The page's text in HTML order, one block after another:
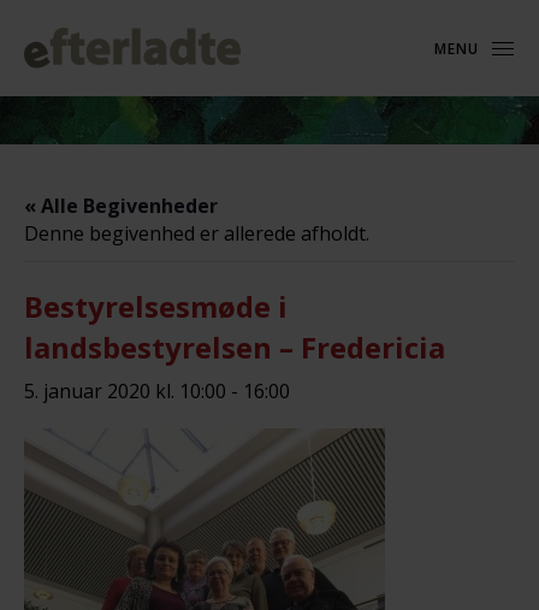
MENU
« Alle Begivenheder
Denne begivenhed er allerede afholdt.
Bestyrelsesmøde i
landsbestyrelsen – Fredericia
5. januar 2020 kl. 10:00 - 16:00